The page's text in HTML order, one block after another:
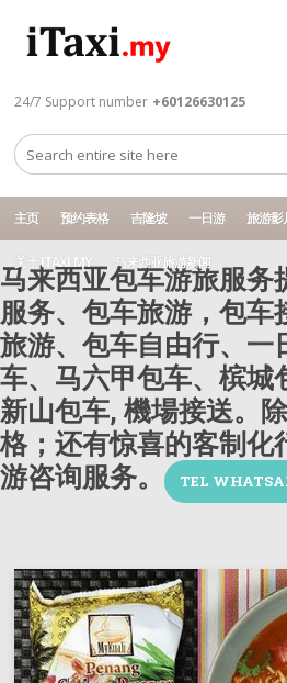
24/7 Support number +60126630125
主页 预约表格 吉隆坡 一日游 旅游影
关于 ITAXI.MY 马来西亚旅游新闻
马来西亚包车游旅服务
服务、包车旅游，包车
旅游、包车自由行、一
车、马六甲包车、槟城
新山包车, 機場接送。
格；还有惊喜的客制化
游咨询服务。
TEL